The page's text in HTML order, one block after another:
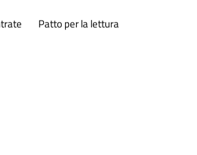
Patto per la lettura